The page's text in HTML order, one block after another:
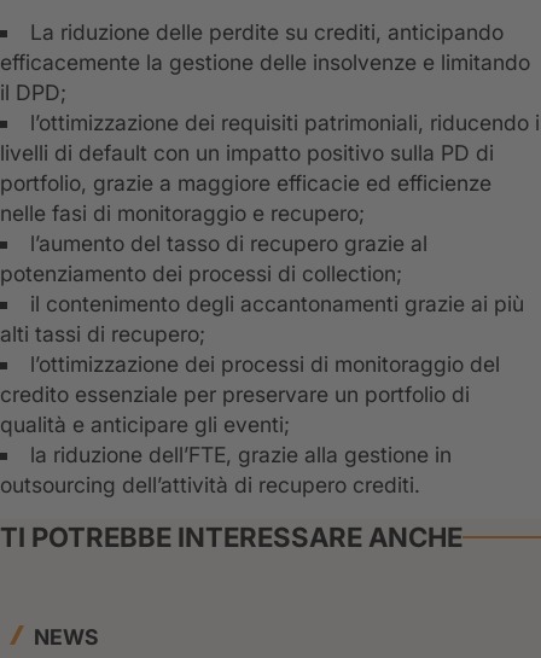
La riduzione delle perdite su crediti, anticipando
efficacemente la gestione delle insolvenze e limitando
il DPD;
l’ottimizzazione dei requisiti patrimoniali, riducendo i
livelli di default con un impatto positivo sulla PD di
portfolio, grazie a maggiore efficacie ed efficienze
nelle fasi di monitoraggio e recupero;
l’aumento del tasso di recupero grazie al
potenziamento dei processi di collection;
il contenimento degli accantonamenti grazie ai più
alti tassi di recupero;
l’ottimizzazione dei processi di monitoraggio del
credito essenziale per preservare un portfolio di
qualità e anticipare gli eventi;
la riduzione dell’FTE, grazie alla gestione in
outsourcing dell’attività di recupero crediti.
TI POTREBBE INTERESSARE ANCHE
NEWS